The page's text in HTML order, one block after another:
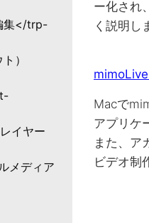
集</trp-
）
イヤー
メディア
ー化され
く説明し
Macで
アプリケ
また、ア
ビデオ制